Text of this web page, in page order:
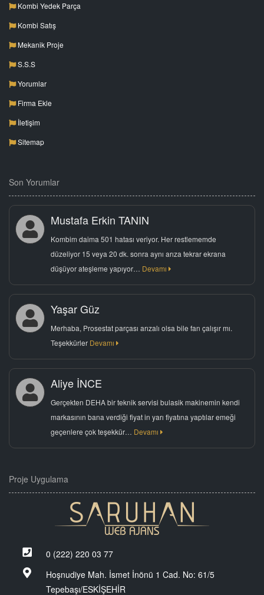
Kombi Yedek Parça
Kombi Satış
Mekanik Proje
S.S.S
Yorumlar
Firma Ekle
İletişim
Sitemap
Son Yorumlar
Mustafa Erkin TANIN
Kombim daima 501 hatası veriyor. Her restlememde
düzeliyor 15 veya 20 dk. sonra aynı arıza tekrar ekrana
düşüyor ateşleme yapıyor… Devamı
Yaşar Güz
Merhaba, Prosestat parçası arızalı olsa bile fan çalışır mı.
Teşekkürler Devamı
Aliye İNCE
Gerçekten DEHA bir teknik servisi bulasik makinemin kendi
markasının bana verdiği fiyat in yarı fiyatına yaptılar emeği
geçenlere çok teşekkür… Devamı
Proje Uygulama
0 (222) 220 03 77
Hoşnudiye Mah. İsmet İnönü 1 Cad. No: 61/5
Tepebaşı/ESKİŞEHİR